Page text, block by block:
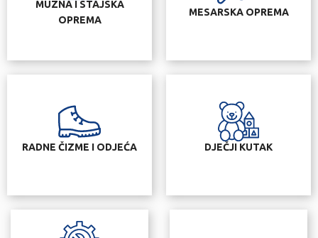
MUZNA I STAJSKA
OPREMA
MESARSKA OPREMA
RADNE ČIZME I ODJEĆA DJEČJI KUTAK